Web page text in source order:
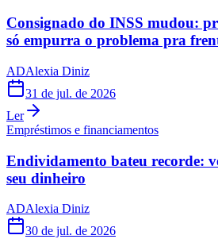
Consignado do INSS mudou:
só empurra o problema pra
ADAlexia Diniz
31 de jul. de 2026
Ler
Empréstimos e financiamentos
Endividamento bateu recorde:
seu dinheiro
ADAlexia Diniz
30 de jul. de 2026